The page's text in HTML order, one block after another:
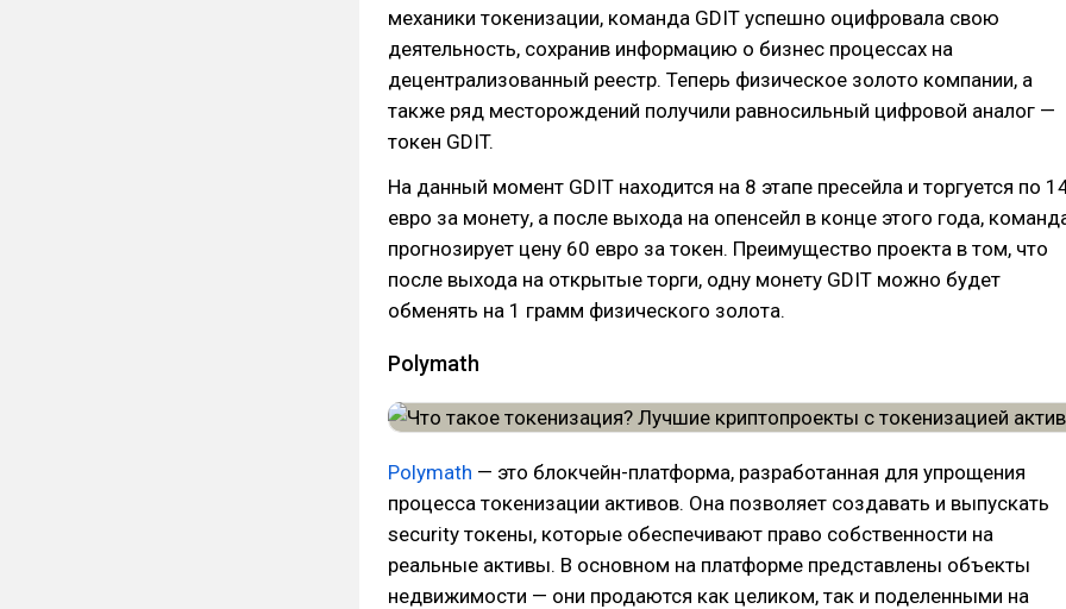
механики токенизации, команда GDIT успешно оцифровала свою
деятельность, сохранив информацию о бизнес процессах на
децентрализованный реестр. Теперь физическое золото компании, а
также ряд месторождений получили равносильный цифровой аналог —
токен GDIT.
На данный момент GDIT находится на 8 этапе пресейла и торгуется по
евро за монету, а после выхода на опенсейл в конце этого года,
прогнозирует цену 60 евро за токен. Преимущество проекта в том, что
после выхода на открытые торги, одну монету GDIT можно будет
обменять на 1 грамм физического золота.
Polymath
Polymath — это блокчейн-платформа, разработанная для упрощения
процесса токенизации активов. Она позволяет создавать и выпускать
security токены, которые обеспечивают право собственности на
реальные активы. В основном на платформе представлены объекты
недвижимости — они продаются как целиком, так и поделенными на